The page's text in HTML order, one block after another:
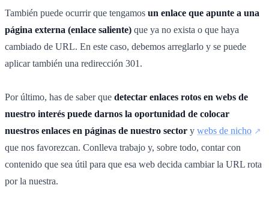
También puede ocurrir que tengamos un enlace que apunte a una
página externa (enlace saliente) que ya no exista o que haya
cambiado de URL. En este caso, debemos arreglarlo y se puede
aplicar también una redirección 301.
Por último, has de saber que detectar enlaces rotos en webs de
nuestro interés puede darnos la oportunidad de colocar
nuestros enlaces en páginas de nuestro sector y webs de nicho
que nos favorezcan. Conlleva trabajo y, sobre todo, contar con
contenido que sea útil para que esa web decida cambiar la URL rota
por la nuestra.